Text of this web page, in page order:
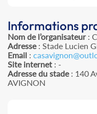
Informations
Nom de l’organisateur:
Adresse: Stade Lucien
Email :
Site internet : -
Adresse du stade: 140
AVIGNON